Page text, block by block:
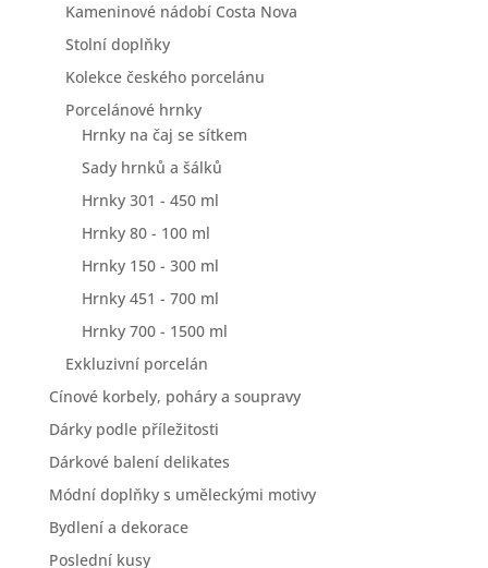
Kameninové nádobí Costa Nova
Stolní doplňky
Kolekce českého porcelánu
Porcelánové hrnky
Hrnky na čaj se sítkem
Sady hrnků a šálků
Hrnky 301 - 450 ml
Hrnky 80 - 100 ml
Hrnky 150 - 300 ml
Hrnky 451 - 700 ml
Hrnky 700 - 1500 ml
Exkluzivní porcelán
Cínové korbely, poháry a soupravy
Dárky podle příležitosti
Dárkové balení delikates
Módní doplňky s uměleckými motivy
Bydlení a dekorace
Poslední kusy